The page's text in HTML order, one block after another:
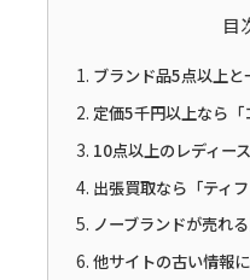
目
ブランド品5点以上と
定価5千円以上なら「
10点以上のレディー
出張買取なら「ティフ
ノーブランドが売れ
他サイトの古い情報